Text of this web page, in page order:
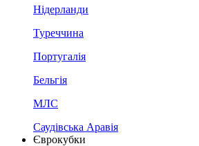
Нідерланди
Туреччина
Португалія
Бельгія
МЛС
Саудівська Аравія
Єврокубки